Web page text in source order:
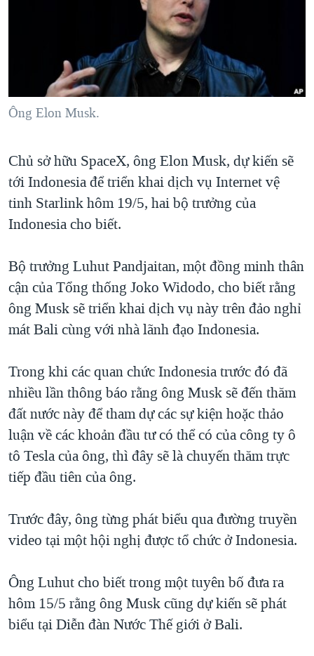
KINH TẾ
KHOA HỌC
SỨC KHOẺ
THỂ THAO
HÀNH TRÌNH BẦU CỬ 2024
MỘT NĂM CHIẾN TRANH TẠI DẢI GAZA
GIẢI MÃ VÀNH ĐAI & CON ĐƯỜNG
GROUND ZERO – XƯA VÀ NAY
CHI PHÍ CHIẾN TRANH AFGHANISTAN
CÁC GIÁ TRỊ CỘNG HÒA Ở VIỆT NAM
THƯỢNG ĐỈNH TRUMP-KIM TẠI VIỆT NAM
NGƯ DÂN VIỆT VÀ LÀN SÓNG TRỘM HẢI SÂM
BÊN KIA QUỐC LỘ: TIẾNG VỌNG TỪ NÔNG THÔN MỸ
QUAN HỆ VIỆT MỸ
MẠNG XÃ HỘI
Ông Elon Musk.
Chủ sở hữu SpaceX, ông Elon Musk, dự kiến sẽ
tới Indonesia để triển khai dịch vụ Internet vệ
tinh Starlink hôm 19/5, hai bộ trưởng của
Indonesia cho biết.
Bộ trưởng Luhut Pandjaitan, một đồng minh thân
cận của Tổng thống Joko Widodo, cho biết rằng
ông Musk sẽ triển khai dịch vụ này trên đảo nghỉ
mát Bali cùng với nhà lãnh đạo Indonesia.
Trong khi các quan chức Indonesia trước đó đã
nhiều lần thông báo rằng ông Musk sẽ đến thăm
đất nước này để tham dự các sự kiện hoặc thảo
luận về các khoản đầu tư có thể có của công ty ô
tô Tesla của ông, thì đây sẽ là chuyến thăm trực
tiếp đầu tiên của ông.
Trước đây, ông từng phát biểu qua đường truyền
video tại một hội nghị được tổ chức ở Indonesia.
Ông Luhut cho biết trong một tuyên bố đưa ra
hôm 15/5 rằng ông Musk cũng dự kiến sẽ phát
biểu tại Diễn đàn Nước Thế giới ở Bali.